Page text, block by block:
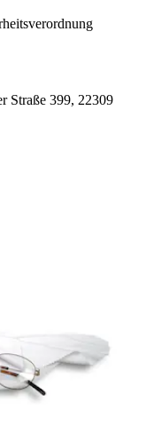
Straße 399, 22309